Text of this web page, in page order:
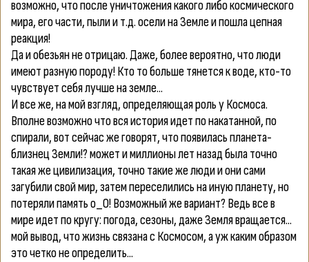
возможно, что после уничтожения какого либо космического
мира, его части, пыли и т.д. осели на Земле и пошла цепная
реакция!
Да и обезьян не отрицаю. Даже, более вероятно, что люди
имеют разную породу! Кто то больше тянется к воде, кто-то
чувствует себя лучше на земле...
И все же, на мой взгляд, определяющая роль у Космоса.
Вполне возможно что вся история идет по накатанной, по
спирали, вот сейчас же говорят, что появилась планета-
близнец Земли!? может и миллионы лет назад была точно
такая же цивилизация, точно такие же люди и они сами
загубили свой мир, затем переселились на иную планету, но
потеряли память о_О! Возможный же вариант? Ведь все в
мире идет по кругу: погода, сезоны, даже Земля вращается...
мой вывод, что жизнь связана с Космосом, а уж каким образом
это четко не определить...